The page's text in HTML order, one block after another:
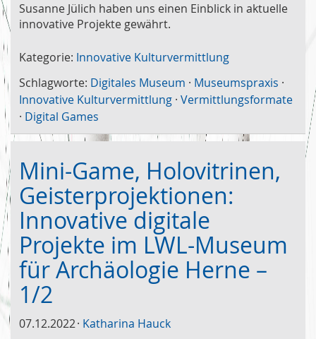
Susanne Jülich haben uns einen Einblick in aktuelle
innovative Projekte gewährt.
Kategorie: Innovative Kulturvermittlung
Schlagworte: Digitales Museum · Museumspraxis ·
Innovative Kulturvermittlung · Vermittlungsformate
· Digital Games
Mini-Game, Holovitrinen,
Geisterprojektionen:
Innovative digitale
Projekte im LWL-Museum
für Archäologie Herne –
1/2
07.12.2022 Katharina Hauck